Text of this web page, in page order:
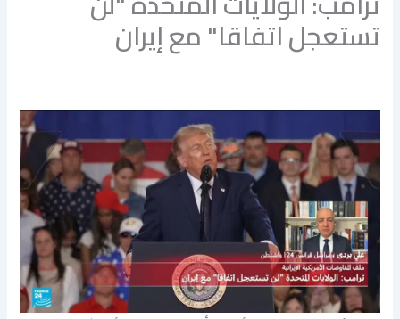
تستعجل اتفاقا" مع إيران